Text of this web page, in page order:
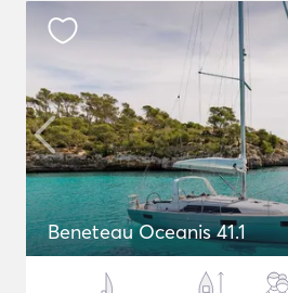
Beneteau Oceanis 41.1